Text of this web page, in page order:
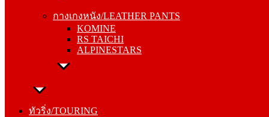
กางเกงหนัง/LEATHER PANTS
KOMINE
RS TAICHI
ALPINESTARS
ทัวริ่ง/TOURING
RS TAICHI
ALPINESTARS
ทัวริ่ง/TOURING